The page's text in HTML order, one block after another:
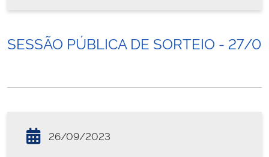
SESSÃO PÚBLICA DE SORTEIO - 27/
26/09/2023